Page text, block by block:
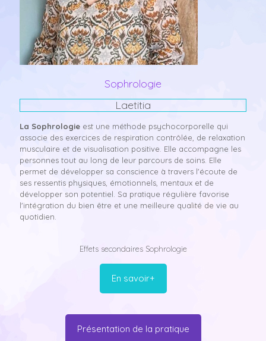
Sophrologie
Laetitia
La Sophrologie est une méthode psychocorporelle qui
associe des exercices de respiration contrôlée, de relaxation
musculaire et de visualisation positive. Elle accompagne les
personnes tout au long de leur parcours de soins. Elle
permet de développer sa conscience à travers l'écoute de
ses ressentis physiques, émotionnels, mentaux et de
développer son potentiel. Sa pratique régulière favorise
l'intégration du bien être et une meilleure qualité de vie au
quotidien.
Effets secondaires Sophrologie
En savoir+
Présentation de la pratique